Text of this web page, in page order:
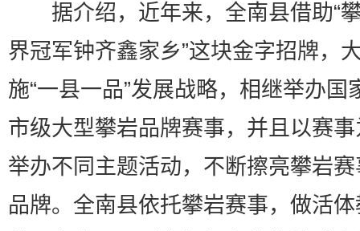
据介绍，近年来，全南县借助“
界冠军钟齐鑫家乡”这块金字招牌，
施“一县一品”发展战略，相继举办国
市级大型攀岩品牌赛事，并且以赛
举办不同主题活动，不断擦亮攀岩
品牌。全南县依托攀岩赛事，做活